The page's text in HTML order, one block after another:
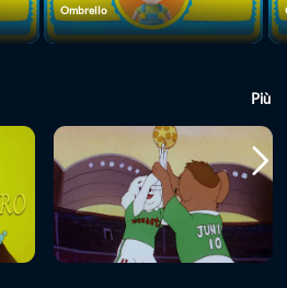
Ombrello
Più